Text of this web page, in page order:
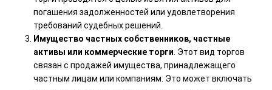
погашения задолженностей или удовлетворения
требований судебных решений.
Имущество частных собственников, частные
активы или коммерческие торги. Этот вид торгов
связан с продажей имущества, принадлежащего
частным лицам или компаниям. Это может включать